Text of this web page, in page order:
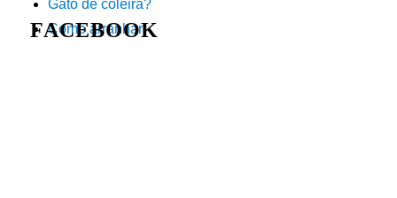
Gato de coleira?
Como arranhar
FACEBOOK